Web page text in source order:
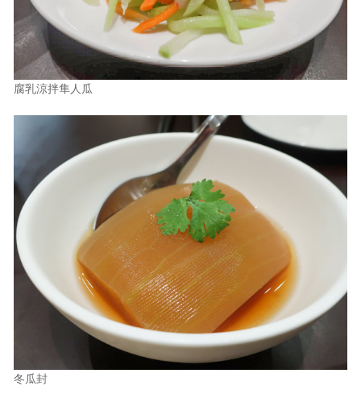
腐乳涼拌隼人瓜
冬瓜封